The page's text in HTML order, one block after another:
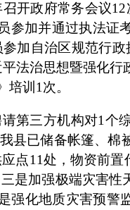
召开政府常务会议12
参加并通过执法证
加自治区规范行政
法治思想暨强化行
培训 1 次。
第三方机构对1 个
县已储备帐篷、棉
点11处，物资前置
是加强极端灾害性
强化地质灾害预警